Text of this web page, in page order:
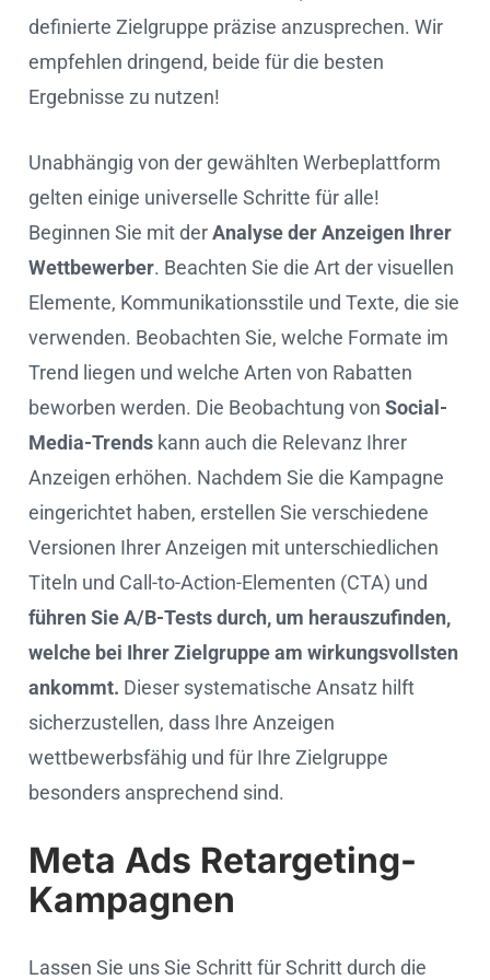
definierte Zielgruppe präzise anzusprechen. Wir
empfehlen dringend, beide für die besten
Ergebnisse zu nutzen!
Unabhängig von der gewählten Werbeplattform
gelten einige universelle Schritte für alle!
Beginnen Sie mit derAnalyse der Anzeigen Ihrer
Wettbewerber. Beachten Sie die Art der visuellen
Elemente, Kommunikationsstile und Texte, die sie
verwenden. Beobachten Sie, welche Formate im
Trend liegen und welche Arten von Rabatten
beworben werden. Die Beobachtung von Social-
Media-Trends kann auch die Relevanz Ihrer
Anzeigen erhöhen. Nachdem Sie die Kampagne
eingerichtet haben, erstellen Sie verschiedene
Versionen Ihrer Anzeigen mit unterschiedlichen
Titeln und Call-to-Action-Elementen (CTA) und
führen Sie A/B-Tests durch, um herauszufinden,
welche bei Ihrer Zielgruppe am wirkungsvollsten
ankommt. Dieser systematische Ansatz hilft
sicherzustellen, dass Ihre Anzeigen
wettbewerbsfähig und für Ihre Zielgruppe
besonders ansprechend sind.
Meta Ads Retargeting-
Kampagnen
Lassen Sie uns Sie Schritt für Schritt durch die